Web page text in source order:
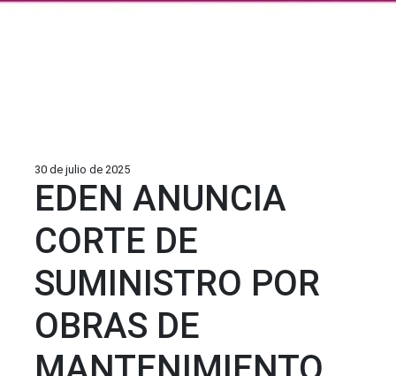
30 de julio de 2025
EDEN ANUNCIA
CORTE DE
SUMINISTRO POR
OBRAS DE